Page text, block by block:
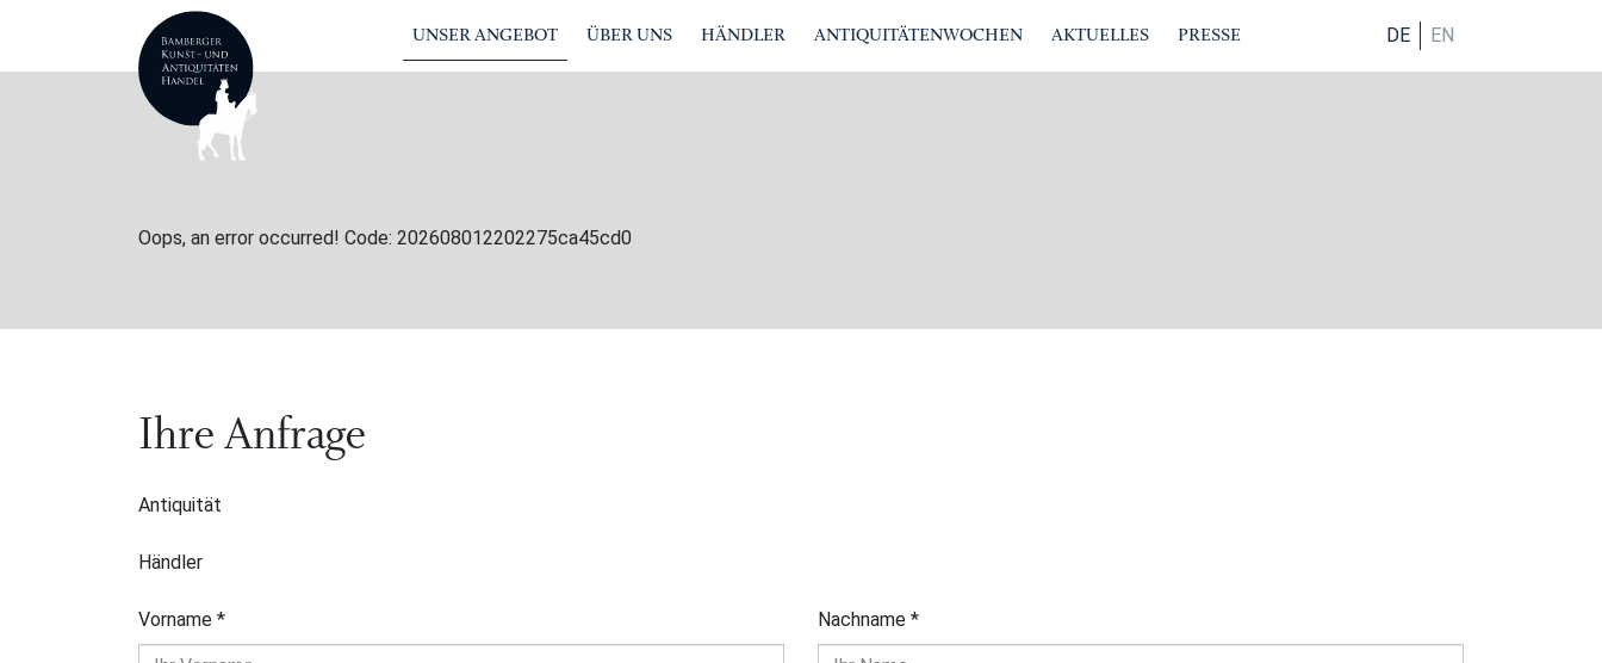
UNSER ANGEBOT ÜBER UNS HÄNDLER ANTIQUITÄTENWOCHEN AKTUELLES PRESSE DE EN
Oops, an error occurred! Code: 202608012202275ca45cd0
Ihre Anfrage
Antiquität
Händler
Vorname * Nachname *